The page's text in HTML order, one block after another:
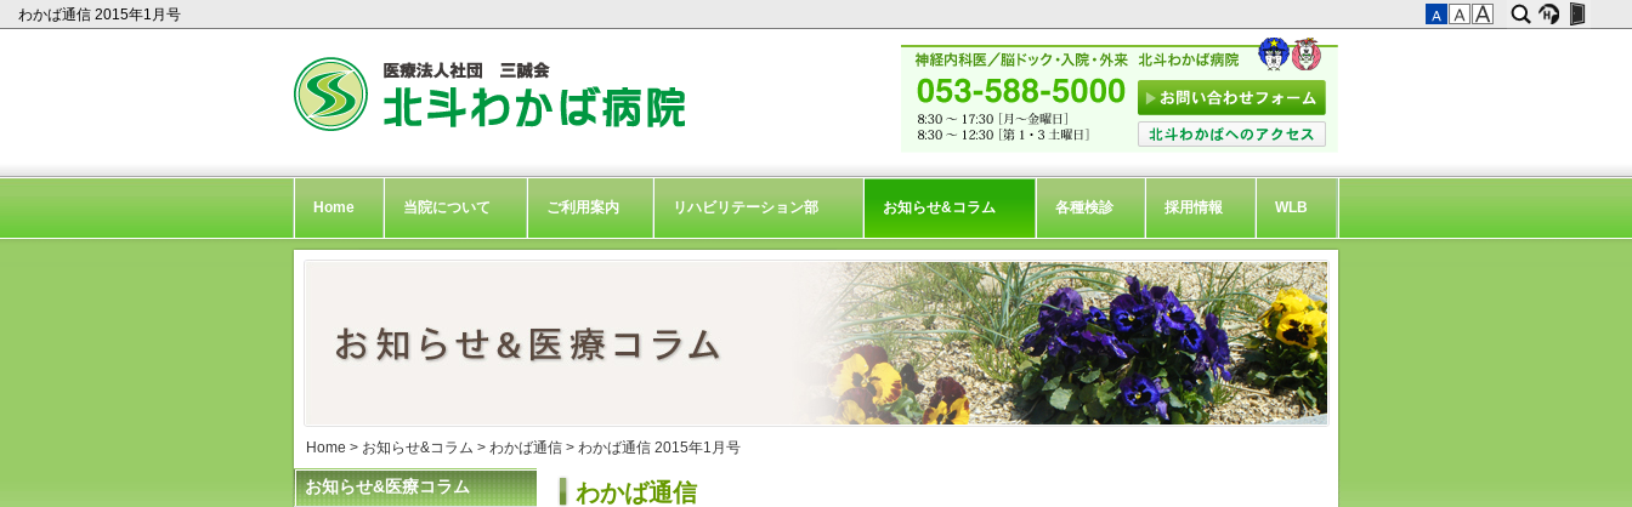
わかば通信 2015年1月号
Home 当院について ご利用案内 リハビリテーション部 お知らせ&コラム 各種検診 採用情報 WLB
Home > お知らせ&コラム > わかば通信 > わかば通信 2015年1月号
わかば通信
お知らせ&医療コラム